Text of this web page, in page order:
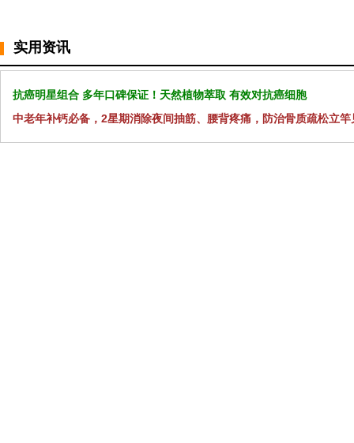
实用资讯
抗癌明星组合 多年口碑保证！天然植物萃取 有效对抗癌细胞
中老年补钙必备，2星期消除夜间抽筋、腰背疼痛，防治骨质疏松立竿